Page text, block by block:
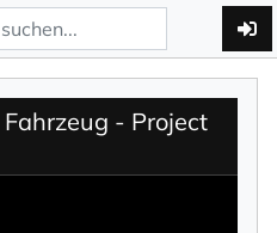
- Project